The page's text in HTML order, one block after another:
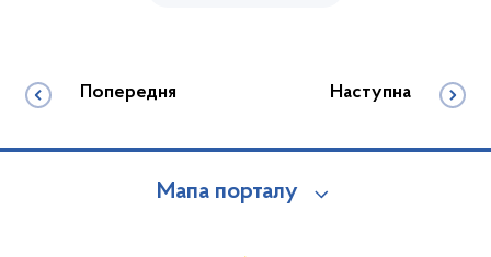
Попередня Наступна
Мапа порталу